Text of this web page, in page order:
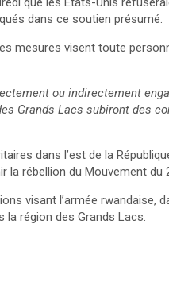
dans ce soutien présumé.
mesures visent toute
ou indirectement
Grands Lacs subiront des
dans l’est de la
rébellion du Mouvement du
visant l’armée rwandaise,
région des Grands Lacs.